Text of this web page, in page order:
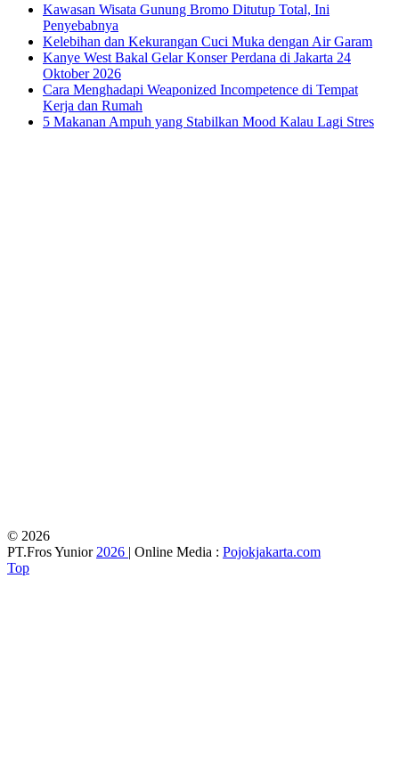
Kawasan Wisata Gunung Bromo Ditutup Total, Ini
Penyebabnya
Kelebihan dan Kekurangan Cuci Muka dengan Air Garam
Kanye West Bakal Gelar Konser Perdana di Jakarta 24
Oktober 2026
Cara Menghadapi Weaponized Incompetence di Tempat
Kerja dan Rumah
5 Makanan Ampuh yang Stabilkan Mood Kalau Lagi Stres
© 2026
PT.Fros Yunior 2026 | Online Media : Pojokjakarta.com
Top